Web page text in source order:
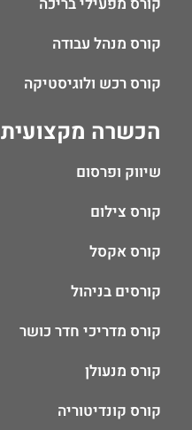
הכשרה מקצועית
שיווק ופרסום
קורס צילום
קורס אקסל
קורסים בניהול
קורס מדריכי חדר כושר
קורס מנעולן
קורס קונדיטוריה
קורס מנהל עבודה
קורס רכש ולוגיסטיקה